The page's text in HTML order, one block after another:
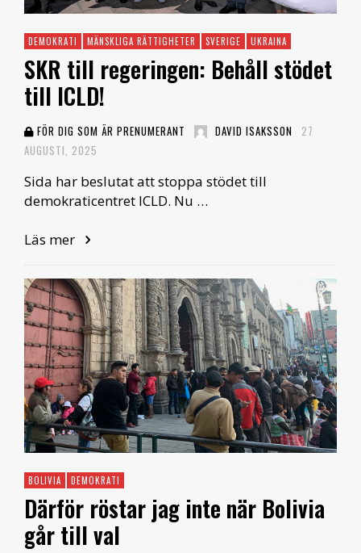
DEMOKRATI MÄNSKLIGA RÄTTIGHETER SVERIGE UKRAINA
SKR till regeringen: Behåll stödet
till ICLD!
FÖR DIG SOM ÄR PRENUMERANT DAVID ISAKSSON
27
AUGUSTI, 2025
Sida har beslutat att stoppa stödet till
demokraticentret ICLD. Nu …
Läs mer
BOLIVIA DEMOKRATI
Därför röstar jag inte när Bolivia
går till val